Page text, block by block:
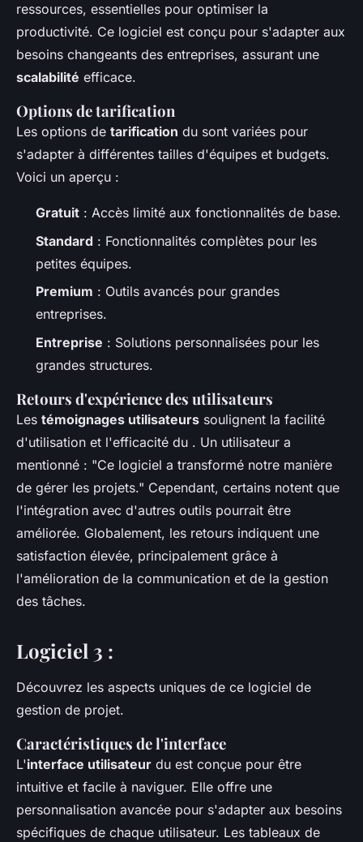
ressources, essentielles pour optimiser la
productivité. Ce logiciel est conçu pour s'adapter aux
besoins changeants des entreprises, assurant une
scalabilité efficace.
Options de tarification
Les options de tarification du sont variées pour
s'adapter à différentes tailles d'équipes et budgets.
Voici un aperçu :
Gratuit : Accès limité aux fonctionnalités de base.
Standard : Fonctionnalités complètes pour les
petites équipes.
Premium : Outils avancés pour grandes
entreprises.
Entreprise : Solutions personnalisées pour les
grandes structures.
Retours d'expérience des utilisateurs
Les témoignages utilisateurs soulignent la facilité
d'utilisation et l'efficacité du . Un utilisateur a
mentionné : "Ce logiciel a transformé notre manière
de gérer les projets." Cependant, certains notent que
l'intégration avec d'autres outils pourrait être
améliorée. Globalement, les retours indiquent une
satisfaction élevée, principalement grâce à
l'amélioration de la communication et de la gestion
des tâches.
Logiciel 3 :
Découvrez les aspects uniques de ce logiciel de
gestion de projet.
Caractéristiques de l'interface
L'interface utilisateur du est conçue pour être
intuitive et facile à naviguer. Elle offre une
personnalisation avancée pour s'adapter aux besoins
spécifiques de chaque utilisateur. Les tableaux de